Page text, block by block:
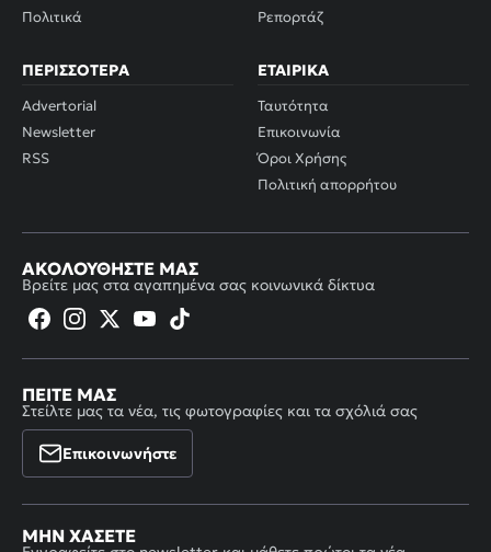
Πολιτικά
Ρεπορτάζ
ΠΕΡΙΣΣΌΤΕΡΑ
Advertorial
Newsletter
RSS
ΕΤΑΙΡΙΚΆ
Ταυτότητα
Επικοινωνία
Όροι Χρήσης
Πολιτική απορρήτου
ΑΚΟΛΟΥΘΉΣΤΕ ΜΑΣ
Βρείτε μας στα αγαπημένα σας κοινωνικά δίκτυα
ΠΕΊΤΕ ΜΑΣ
Στείλτε μας τα νέα, τις φωτογραφίες και τα σχόλιά σας
Επικοινωνήστε
ΜΗΝ ΧΆΣΕΤΕ